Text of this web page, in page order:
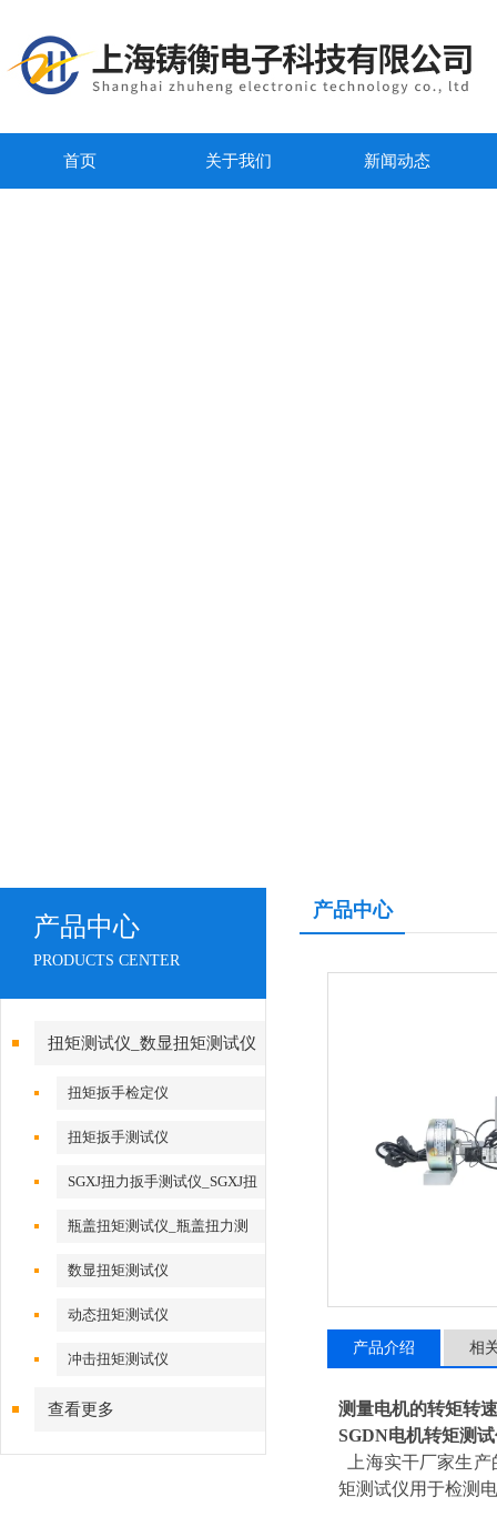
首页 关于我们 新闻动态
产品中心
PRODUCTS CENTER
扭矩测试仪_数显扭矩测试仪
扭矩扳手检定仪
扭矩扳手测试仪
SGXJ扭力扳手测试仪_SGXJ扭
力扳手校准仪
瓶盖扭矩测试仪_瓶盖扭力测
试仪
数显扭矩测试仪
动态扭矩测试仪
冲击扭矩测试仪
查看更多
产品中心
产品介绍 相
测量电机的转矩转
SGDN电机转矩测
上海实干厂家生产
矩测试仪用于检测